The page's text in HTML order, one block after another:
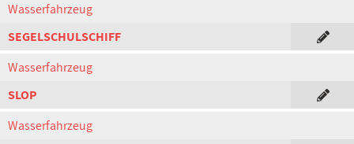
Wasserfahrzeug
SEGELSCHULSCHIFF
Wasserfahrzeug
SLOP
Wasserfahrzeug